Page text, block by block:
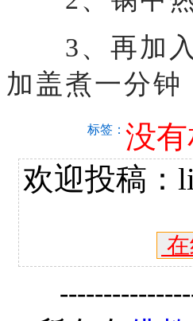
3、再加入
加盖煮一分
标签： 没
欢迎投稿：